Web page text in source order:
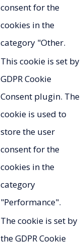
consent for the
cookies in the
category "Other.
This cookie is set by
GDPR Cookie
Consent plugin. The
cookie is used to
store the user
consent for the
cookies in the
category
"Performance".
The cookie is set by
the GDPR Cookie